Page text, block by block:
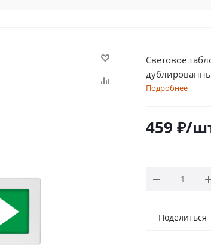
Световое
Подробнее
459 ₽/
Поделиться